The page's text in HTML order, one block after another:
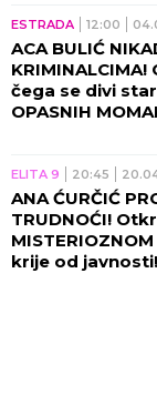
ESTRADA 12:00
ACA BULIĆ
čega se divi
OPASNIH
ELITA 9 20:45
ANA ĆURČIĆ
TRUDNOĆI!
krije od javnosti!